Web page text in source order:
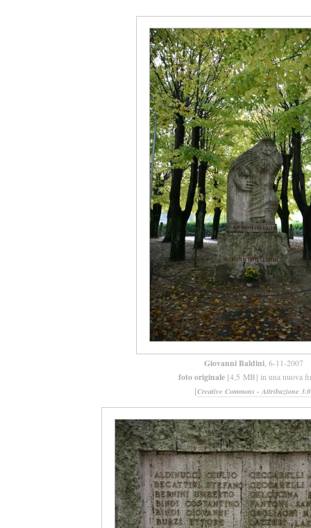
Giovanni Baldini , 6-11-2007
foto originale [4,5 MB] in una nuova
[Creative Commons - Attribuzione 3.0